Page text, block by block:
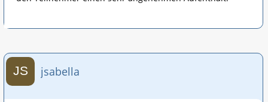
jsabella